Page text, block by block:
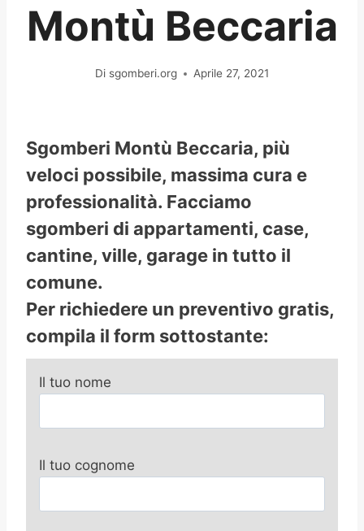
Montù Beccaria
Di sgomberi.org Aprile 27, 2021
Sgomberi Montù Beccaria, più
veloci possibile, massima cura e
professionalità. Facciamo
sgomberi di appartamenti, case,
cantine, ville, garage in tutto il
comune.
Per richiedere un preventivo gratis,
compila il form sottostante:
Il tuo nome
Il tuo cognome